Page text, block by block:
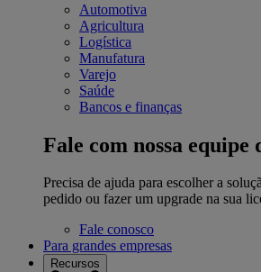
Automotiva
Agricultura
Logística
Manufatura
Varejo
Saúde
Bancos e finanças
Fale com nossa equipe
Precisa de ajuda para escolher a
pedido ou fazer um upgrade na sua
Fale conosco
Para grandes empresas
Recursos